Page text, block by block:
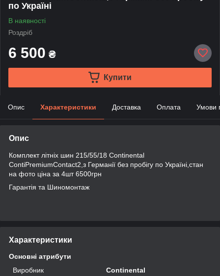
по Україні
В наявності
Роздріб
6 500 ₴
Купити
Опис Характеристики Доставка Оплата Умови
Опис
Комплект літніх шин 215/55/18 Continental
ContiPremiumContact2,з Германії без пробігу по Україні,стан
на фото ціна за 4шт 6500грн
Гарантія та Шиномонтаж
Характеристики
Основні атрибути
Виробник
Continental